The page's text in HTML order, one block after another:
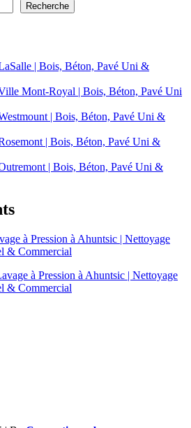
Recherche
| Bois, Béton, Pavé Uni &
Mont-Royal | Bois, Béton, Pavé Uni
| Bois, Béton, Pavé Uni &
| Bois, Béton, Pavé Uni &
| Bois, Béton, Pavé Uni &
à Pression à Ahuntsic | Nettoyage
& Commercial
à Pression à Ahuntsic | Nettoyage
& Commercial